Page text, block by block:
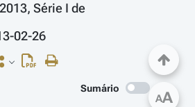
Série I de
02-26
Sumário
AA